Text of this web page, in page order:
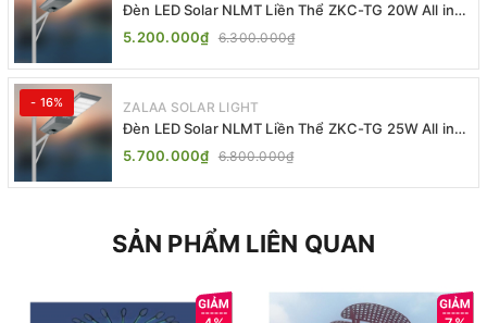
Đèn LED Solar NLMT Liền Thể ZKC-TG 20W All in
One | ZALAA Street Light
5.200.000₫ 6.300.000₫
- 16% ZALAA SOLAR LIGHT
Đèn LED Solar NLMT Liền Thể ZKC-TG 25W All in
One | ZALAA Street Light
5.700.000₫ 6.800.000₫
SẢN PHẨM LIÊN QUAN